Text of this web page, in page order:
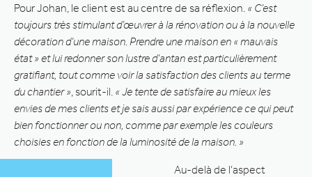
Pour Johan, le client est au centre de sa réflexion. « C’est
toujours très stimulant d’œuvrer à la rénovation ou à la nouvelle
décoration d’une maison. Prendre une maison en « mauvais
état » et lui redonner son lustre d’antan est particulièrement
gratifiant, tout comme voir la satisfaction des clients au terme
du chantier » , sourit-il. « Je tente de satisfaire au mieux les
envies de mes clients et je sais aussi par expérience ce qui peut
bien fonctionner ou non, comme par exemple les couleurs
choisies en fonction de la luminosité de la maison. »
Au-delà de l’aspect